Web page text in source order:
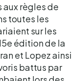
aux règles de
toutes les
sur les
édition de la
et Lopez ainsi
battus par